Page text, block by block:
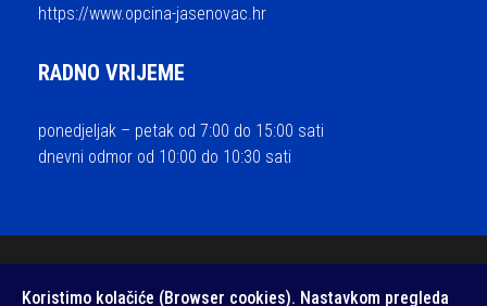
https://www.opcina-jasenovac.hr
RADNO VRIJEME
ponedjeljak – petak od 7:00 do 15:00 sati
dnevni odmor od 10:00 do 10:30 sati
Medialive
Koristimo kolačiće (Browser cookies). Nastavkom pregleda